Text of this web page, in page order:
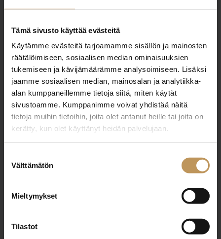
Tämä sivusto käyttää evästeitä
Käytämme evästeitä tarjoamamme sisällön ja mainosten
räätälöimiseen, sosiaalisen median ominaisuuksien
tukemiseen ja kävijämäärämme analysoimiseen. Lisäksi
jaamme sosiaalisen median, mainosalan ja analytiikka-
alan kumppaneillemme tietoja siitä, miten käytät
sivustoamme. Kumppanimme voivat yhdistää näitä
tietoja muihin tietoihin, joita olet antanut heille tai joita on
kerätty, kun olet käyttänyt heidän palvelujaan.
valinta
Välttämätön
Mieltymykset
Tilastot
"*" näyttää pakolliset kentät
Aihe
Nimi*